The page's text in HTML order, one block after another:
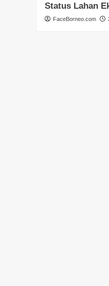
Status Lahan
FaceBorneo.com